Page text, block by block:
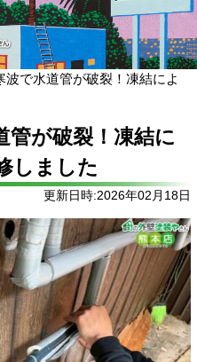
波で水道管が破裂！凍結によ
管が破裂！凍結に
しました
更新日時:2026年02月18日